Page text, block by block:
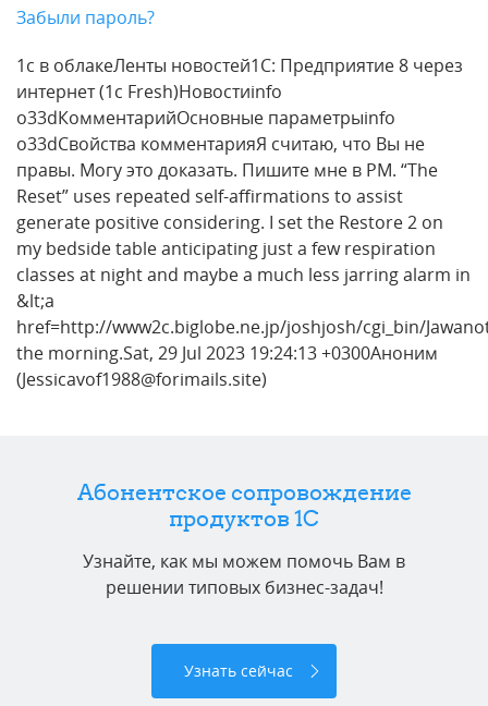
Забыли пароль?
1с в облакеЛенты новостей1С: Предприятие 8 через
интернет (1c Fresh)Новостиinfo
o33dКомментарийОсновные параметрыinfo
o33dСвойства комментарияЯ считаю, что Вы не
правы. Могу это доказать. Пишите мне в PM. “The
Reset” uses repeated self-affirmations to assist
generate positive considering. I set the Restore 2 on
my bedside table anticipating just a few respiration
classes at night and maybe a much less jarring alarm in
&lt;a
href=http://www2c.biglobe.ne.jp/joshjosh/cgi_bin/
the morning.Sat, 29 Jul 2023 19:24:13 +0300Аноним
(Jessicavof1988@forimails.site)
Абонентское сопровождение
продуктов 1C
Узнайте, как мы можем помочь Вам в
решении типовых бизнес-задач!
Узнать сейчас